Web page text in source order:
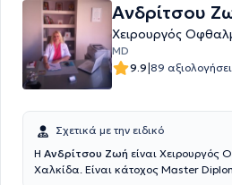
Ανδρίτσου
Χειρουργός
MD
9.9|89
Σχετικά με την ειδικό
Η Ανδρίτσου Ζωή είναι Χειρουργός
Χαλκίδα. Είναι κάτοχος Master